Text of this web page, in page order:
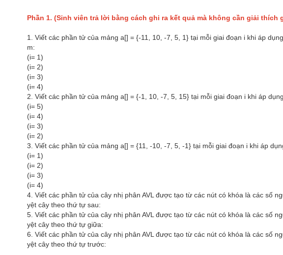
Phần 1. (Sinh viên trả lời bằng cách ghi ra kết quả mà không cần giải thích
1. Viết các phần tử của mảng a[] = {-11, 10, -7, 5, 1} tại mỗi giai đoạn i khi áp
m:
(i= 1)
(i= 2)
(i= 3)
(i= 4)
2. Viết các phần tử của mảng a[] = {-1, 10, -7, 5, 15} tại mỗi giai đoạn i khi áp
(i= 5)
(i= 4)
(i= 3)
(i= 2)
3. Viết các phần tử của mảng a[] = {11, -10, -7, 5, -1} tại mỗi giai đoạn i khi áp
(i= 1)
(i= 2)
(i= 3)
(i= 4)
4. Viết các phần tử của cây nhị phân AVL được tạo từ các nút có khóa là các số
yệt cây theo thứ tự sau:
5. Viết các phần tử của cây nhị phân AVL được tạo từ các nút có khóa là các số
yệt cây theo thứ tự giữa:
6. Viết các phần tử của cây nhị phân AVL được tạo từ các nút có khóa là các số
yệt cây theo thứ tự trước: